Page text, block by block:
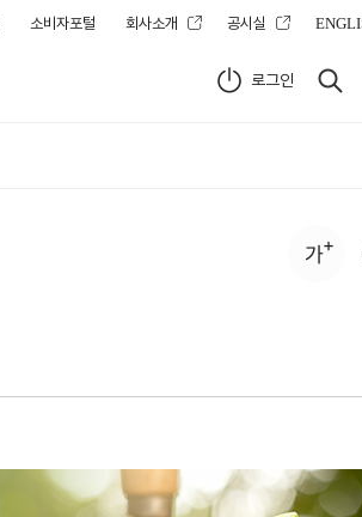
소비자포털 회사소개 공시실
로그인